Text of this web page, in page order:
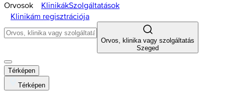
Orvosok KlinikákSzolgáltatások
Klinikám regisztrációja
Orvos, klinika vagy szolgáltatás
Szeged
Térképen
Térképen